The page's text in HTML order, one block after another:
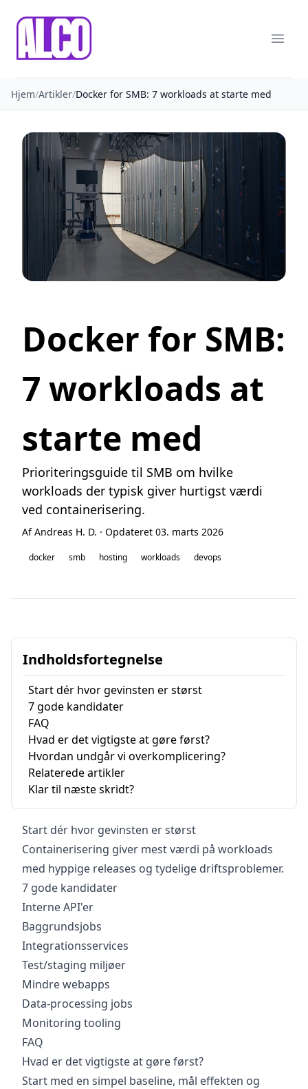
ALCO Menu
Hjem/Artikler/Docker for SMB: 7 workloads at starte med
Docker for SMB:
7 workloads at
starte med
Prioriteringsguide til SMB om hvilke
workloads der typisk giver hurtigst værdi
ved containerisering.
Af Andreas H. D. · Opdateret 03. marts 2026
docker smb hosting workloads devops
Indholdsfortegnelse
Start dér hvor gevinsten er størst
7 gode kandidater
FAQ
Hvad er det vigtigste at gøre først?
Hvordan undgår vi overkomplicering?
Relaterede artikler
Klar til næste skridt?
Start dér hvor gevinsten er størst
Containerisering giver mest værdi på workloads
med hyppige releases og tydelige driftsproblemer.
7 gode kandidater
Interne API'er
Baggrundsjobs
Integrationsservices
Test/staging miljøer
Mindre webapps
Data-processing jobs
Monitoring tooling
FAQ
Hvad er det vigtigste at gøre først?
Start med en simpel baseline, mål effekten og